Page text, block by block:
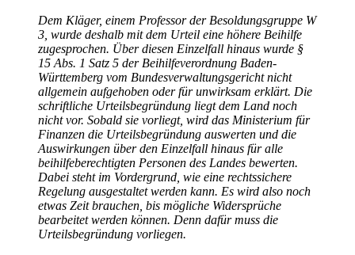
Dem Kläger, einem Professor der Besoldungsgruppe W
3, wurde deshalb mit dem Urteil eine höhere Beihilfe
zugesprochen. Über diesen Einzelfall hinaus wurde §
15 Abs. 1 Satz 5 der Beihilfeverordnung Baden-
Württemberg vom Bundesverwaltungsgericht nicht
allgemein aufgehoben oder für unwirksam erklärt. Die
schriftliche Urteilsbegründung liegt dem Land noch
nicht vor. Sobald sie vorliegt, wird das Ministerium für
Finanzen die Urteilsbegründung auswerten und die
Auswirkungen über den Einzelfall hinaus für alle
beihilfeberechtigten Personen des Landes bewerten.
Dabei steht im Vordergrund, wie eine rechtssichere
Regelung ausgestaltet werden kann. Es wird also noch
etwas Zeit brauchen, bis mögliche Widersprüche
bearbeitet werden können. Denn dafür muss die
Urteilsbegründung vorliegen.